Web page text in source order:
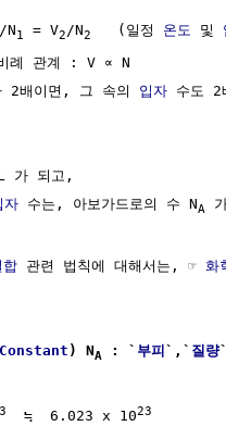
/N1 = V2 /N2
   (일정
온도 및
례 관계 : V ∝ N
2배이면, 그 속의 입자 수도 2
가 되고,
자 수는, 아보가드로의 수 NA
합 관련 법칙에 대해서는, ☞ 화
Constant ) NA : ` 부피`,` 질량
  ≒  6.023 x 10
23